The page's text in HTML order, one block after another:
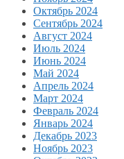
Октябрь 2024
Сентябрь 2024
Август 2024
Июль 2024
Июнь 2024
Май 2024
Апрель 2024
Март 2024
Февраль 2024
Январь 2024
Декабрь 2023
Ноябрь 2023